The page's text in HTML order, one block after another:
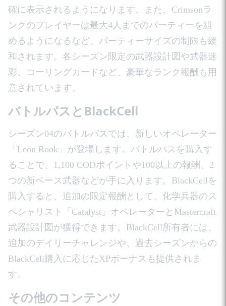
確に表示されるようになります。また、Crimsonラ
ンクのプレイヤーは最大4人までのパーティーを組
めるようになるなど、パーティーサイズの制限も緩
和されます。各シーズン限定の武器設計図や武器迷
彩、コーリングカードなど、豪華なランク報酬も用
意されています。
バトルパスとBlackCell
シーズン04のバトルパスでは、新しいオペレーター
「Leon Rook」が登場します。バトルパスを購入す
ることで、1,100 CODポイントや100以上の報酬、2
つの新ベース武器などが手に入ります。BlackCellを
購入すると、追加の限定報酬として、化学兵器のス
ペシャリスト「Catalyst」オペレーターとMastercraft
武器設計図が獲得できます。BlackCell所有者には、
追加のデイリーチャレンジや、過去シーズンからの
BlackCell購入に応じたXPボーナスも提供されま
す。
その他のコンテンツ